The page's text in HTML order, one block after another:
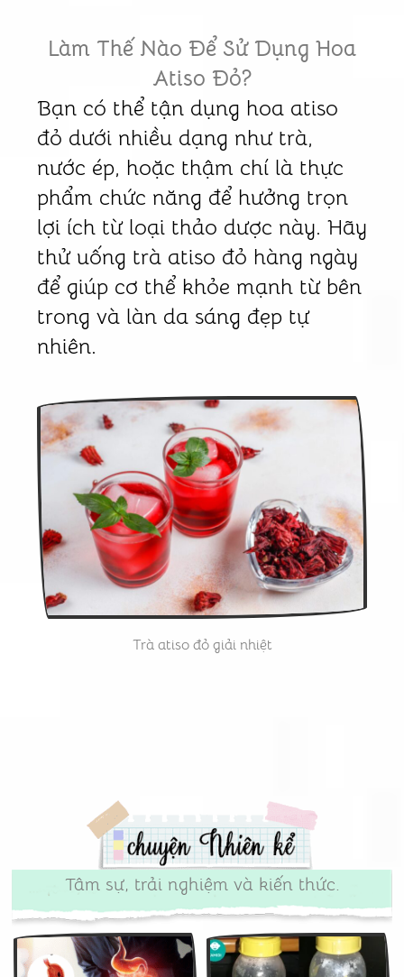
Làm Thế Nào Để Sử Dụng Hoa
Atiso Đỏ?
Bạn có thể tận dụng hoa atiso
đỏ dưới nhiều dạng như trà,
nước ép, hoặc thậm chí là thực
phẩm chức năng để hưởng trọn
lợi ích từ loại thảo dược này. Hãy
thử uống trà atiso đỏ hàng ngày
để giúp cơ thể khỏe mạnh từ bên
trong và làn da sáng đẹp tự
nhiên.
Trà atiso đỏ giải nhiệt
Tâm sự, trải nghiệm và kiến thức.